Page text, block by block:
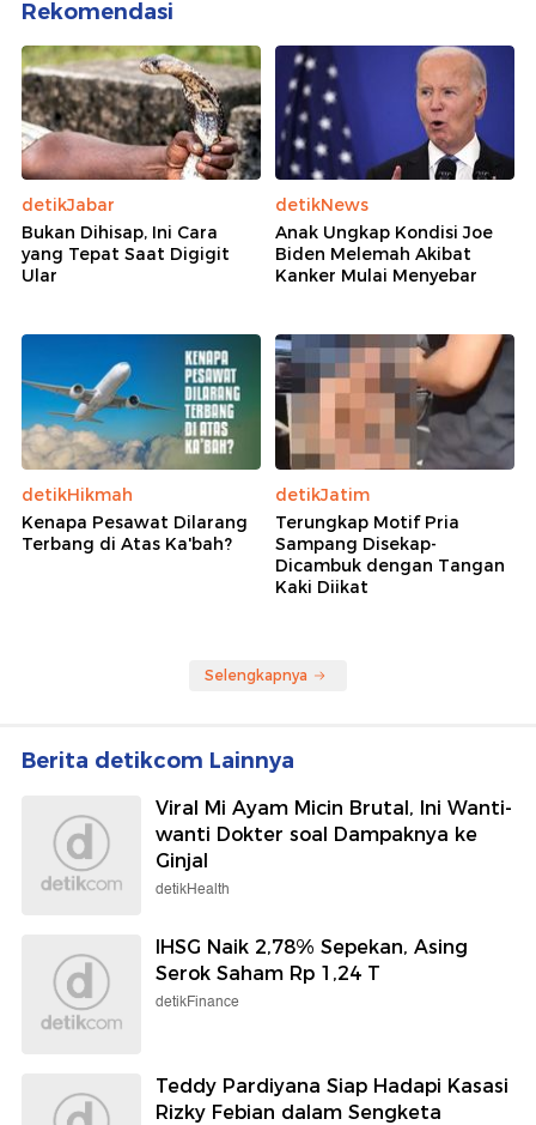
Rekomendasi
detikJabar
Bukan Dihisap, Ini Cara
yang Tepat Saat Digigit
Ular
detikNews
Anak Ungkap Kondisi Joe
Biden Melemah Akibat
Kanker Mulai Menyebar
detikHikmah
Kenapa Pesawat Dilarang
Terbang di Atas Ka'bah?
detikJatim
Terungkap Motif Pria
Sampang Disekap-
Dicambuk dengan Tangan
Kaki Diikat
Selengkapnya
Berita detikcom Lainnya
Viral Mi Ayam Micin Brutal, Ini Wanti-
wanti Dokter soal Dampaknya ke
Ginjal
detikHealth
IHSG Naik 2,78% Sepekan, Asing
Serok Saham Rp 1,24 T
detikFinance
Teddy Pardiyana Siap Hadapi Kasasi
Rizky Febian dalam Sengketa